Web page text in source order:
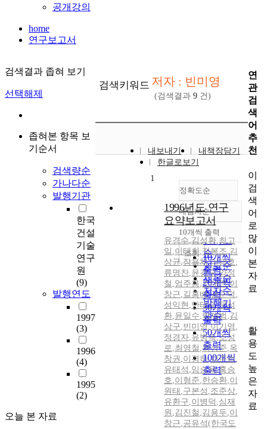
공개강의
home
연구보고서
검색결과 좁혀 보기
선택해제
좁혀본 항목 보
기순서
검색량순
가나다순
발행기관
한국
건설
기술
연구
원
(9)
발행연도
1997
(3)
1996
(4)
1995
(2)
오늘 본 자료
검색키워드 저자 : 빈미영
(검색결과 9 건)
내보내기
내책장담기
한글로보기
정확도순
정확도
순
인기도
순
연도순
제목순
저자순
발행기
관순
내림차순
내림차순
10개씩 출력
10개씩
출력
20개씩
출력
30개씩
출력
50개씩
출력
100개씩
출력
조회
1
1996년도 연구
요약보고서
유경수,김성환,최고
일 ,이태희 ,정봉조,김
상균,장용채,이광호,
류명찬,윤경구,양성
철 ,엄주용,조대연,이
창근, 길홍배,권순덕 ,
성익현 ,안태송,문석
환,윤일수,박재범 ,김
상구,빈미영,이기영 ,
정경자,유병옥,조성
로,최영철 ,최상준,옥
창권 ,이경하,김준범,
유태석 ,임승욱,홍승
호,이형준,한승환,이
원태 ,구본성 ,조준상,
유환구,이병덕 ,심재
원 ,김진철 ,김용두,이
창근,공유석(한국도
연
관
검
색
어
추
천
이
검
색
어
로
많
이
본
자
료
활
용
도
높
은
자
료